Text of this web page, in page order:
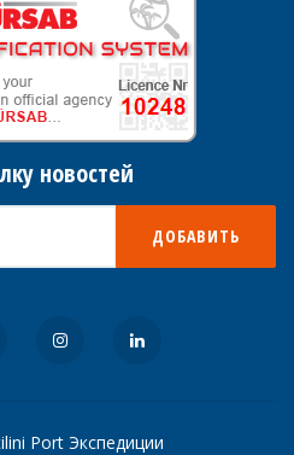
новостей
ДОБАВИТЬ
Port Экспедиции